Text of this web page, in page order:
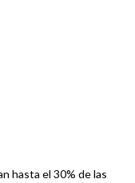
hasta el 30% de las